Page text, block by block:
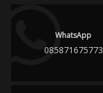
WhatsApp
085871675773